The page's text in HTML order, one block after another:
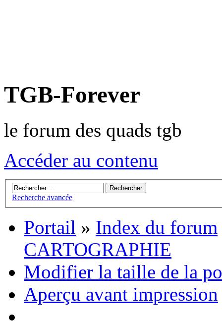
TGB-Forever
le forum des quads tgb
Accéder au contenu
Recherche avancée
Portail » Index du forum
CARTOGRAPHIE
Modifier la taille de la
Aperçu avant impression